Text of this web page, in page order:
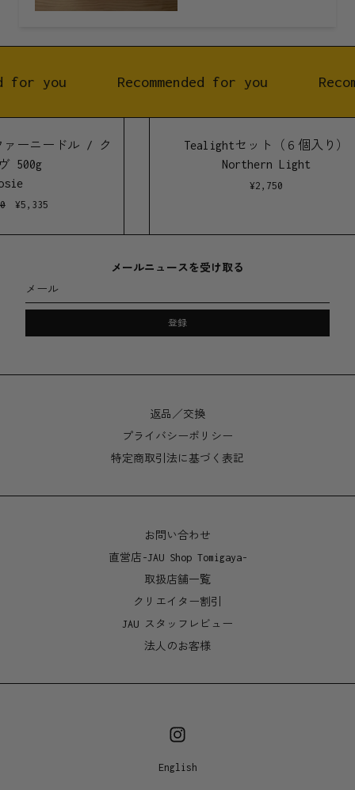
for you Recommended for you
ーニードル / ク
500g
¥5,335
Tealightセット（６個入り）
Northern Light
¥2,750
メールニュースを受け取る
メール
登録
返品／交換
プライバシーポリシー
特定商取引法に基づく表記
お問い合わせ
直営店-JAU Shop Tomigaya-
取扱店舗一覧
クリエイター割引
JAU スタッフレビュー
法人のお客様
English